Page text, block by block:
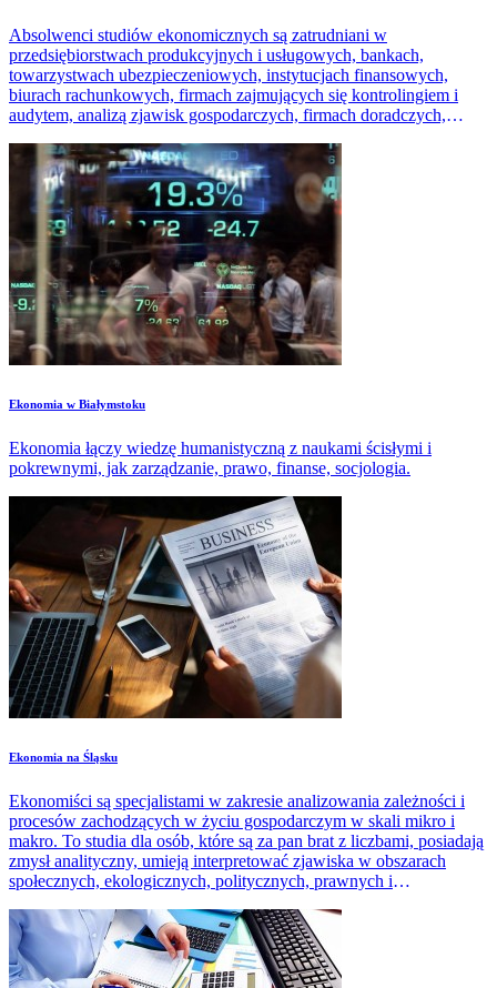
Absolwenci studiów ekonomicznych są zatrudniani w
przedsiębiorstwach produkcyjnych i usługowych, bankach,
towarzystwach ubezpieczeniowych, instytucjach finansowych,
biurach rachunkowych, firmach zajmujących się kontrolingiem i
audytem, analizą zjawisk gospodarczych, firmach doradczych,
Ekonomia w Białymstoku
Ekonomia łączy wiedzę humanistyczną z naukami ścisłymi i
pokrewnymi, jak zarządzanie, prawo, finanse, socjologia.
​Ekonomia na Śląsku
Ekonomiści są specjalistami w zakresie analizowania zależności i
procesów zachodzących w życiu gospodarczym w skali mikro i
makro. To studia dla osób, które są za pan brat z liczbami, posiadają
zmysł analityczny, umieją interpretować zjawiska w obszarach
społecznych, ekologicznych, politycznych, prawnych i